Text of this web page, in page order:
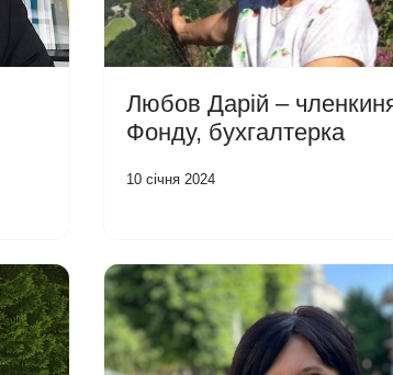
Любов Дарій –
Фонду, бухгалтерка
10 січня 2024